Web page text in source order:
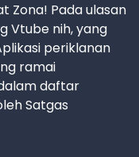
Zona! Pada ulasan
Vtube nih, yang
periklanan
ramai
daftar
Satgas